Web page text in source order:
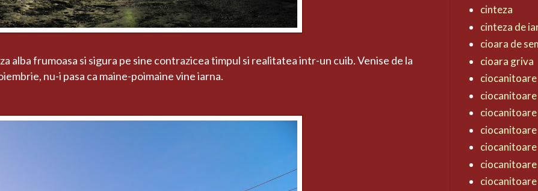
alba frumoasa si sigura pe sine contrazicea timpul si realitatea intr-un cuib. Venise de la
nu-i pasa ca maine-poimaine vine iarna.
cinteza
cinteza de
cioara de
cioara griva
ciocanitoare